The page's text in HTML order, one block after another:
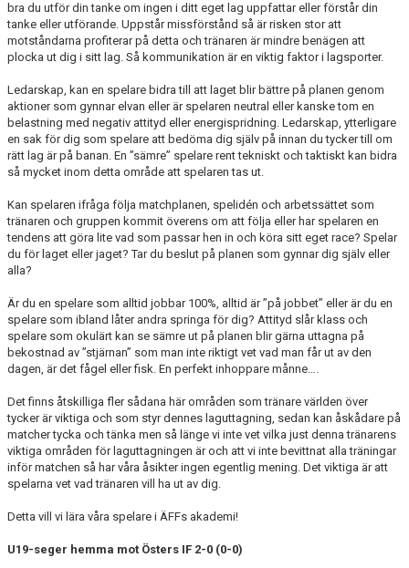
bra du utför din tanke om ingen i ditt eget lag uppfattar eller förstår din
tanke eller utförande. Uppstår missförstånd så är risken stor att
motståndarna profiterar på detta och tränaren är mindre benägen att
plocka ut dig i sitt lag. Så kommunikation är en viktig faktor i lagsporter.
Ledarskap, kan en spelare bidra till att laget blir bättre på planen genom
aktioner som gynnar elvan eller är spelaren neutral eller kanske tom en
belastning med negativ attityd eller energispridning. Ledarskap, ytterligare
en sak för dig som spelare att bedöma dig själv på innan du tycker till om
rätt lag är på banan. En ”sämre” spelare rent tekniskt och taktiskt kan bidra
så mycket inom detta område att spelaren tas ut.
Kan spelaren ifråga följa matchplanen, spelidén och arbetssättet som
tränaren och gruppen kommit överens om att följa eller har spelaren en
tendens att göra lite vad som passar hen in och köra sitt eget race? Spelar
du för laget eller jaget? Tar du beslut på planen som gynnar dig själv eller
alla?
Är du en spelare som alltid jobbar 100%, alltid är ”på jobbet” eller är du en
spelare som ibland låter andra springa för dig? Attityd slår klass och
spelare som okulärt kan se sämre ut på planen blir gärna uttagna på
bekostnad av ”stjärnan” som man inte riktigt vet vad man får ut av den
dagen, är det fågel eller fisk. En perfekt inhoppare månne….
Det finns åtskilliga fler sådana här områden som tränare världen över
tycker är viktiga och som styr dennes laguttagning, sedan kan åskådare på
matcher tycka och tänka men så länge vi inte vet vilka just denna tränarens
viktiga områden för laguttagningen är och att vi inte bevittnat alla träningar
inför matchen så har våra åsikter ingen egentlig mening. Det viktiga är att
spelarna vet vad tränaren vill ha ut av dig.
Detta vill vi lära våra spelare i ÄFFs akademi!
U19-seger hemma mot Östers IF 2-0 (0-0)